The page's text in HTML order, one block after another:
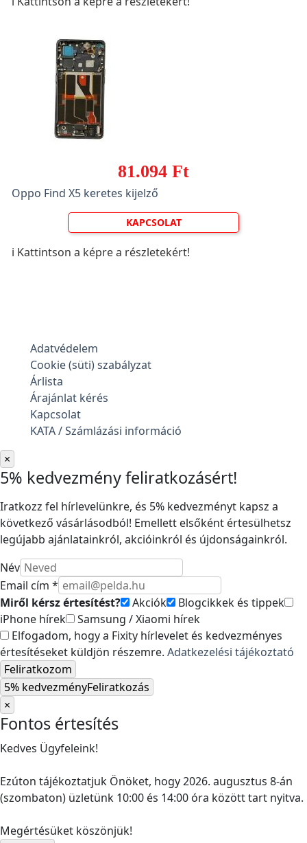
81.094 Ft
Oppo Find X5 keretes kijelző
KAPCSOLAT
ℹ️ Kattintson a képre a részletekért!
Adatvédelem
Cookie (süti) szabályzat
Árlista
Árajánlat kérés
Kapcsolat
KATA / Számlázási információ
×
5% kedvezmény feliratkozásért!
Iratkozz fel hírlevelünkre, és 5% kedvezményt kapsz a
következő vásárlásodból! Emellett elsőként értesülhetsz
legújabb ajánlatainkról, akcióinkról és újdonságainkról.
Név
Email cím *
Miről kérsz értesítést?
Akciók
Blogcikkek és tippek
iPhone hírek
Samsung / Xiaomi hírek
Elfogadom, hogy a Fixity hírlevelet és kedvezményes
értesítéseket küldjön részemre. Adatkezelési tájékoztató
Feliratkozom
5% kedvezményFeliratkozás
×
Fontos értesítés
Kedves Ügyfeleink!
Ezúton tájékoztatjuk Önöket, hogy 2026. augusztus 8-án
(szombaton) üzletünk 10:00 és 14:00 óra között tart nyitva.
Megértésüket köszönjük!